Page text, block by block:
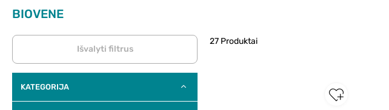
BIOVENE
Išvalyti filtrus
KATEGORIJA
27 Produktai